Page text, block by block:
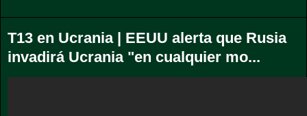
T13 en Ucrania | EEUU alerta que Rusia
invadirá Ucrania "en cualquier mo...